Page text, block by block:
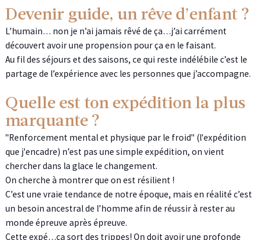
Devenir guide, un rêve d’enfant ?
L’humain… non je n’ai jamais rêvé de ça…j’ai carrément
découvert avoir une propension pour ça en le faisant.
Au fil des séjours et des saisons, ce qui reste indélébile c’est le
partage de l’expérience avec les personnes que j’accompagne.
Quelle est ton expédition la plus
marquante ?
"Renforcement mental et physique par le froid" (l'expédition
que j'encadre) n’est pas une simple expédition, on vient
chercher dans la glace le changement.
On cherche à montrer que on est résilient !
C’est une vraie tendance de notre époque, mais en réalité c’est
un besoin ancestral de l’homme afin de réussir à rester au
monde épreuve après épreuve.
Cette expé…ça sort des trippes! On doit avoir une profonde